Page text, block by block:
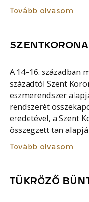
Tovább olvasom
A 14–16. században
századtól Szent
eszmerendszer
rendszerét
eredetével, a Szent
összegzett tan
Tovább olvasom
TÜKRÖZŐ